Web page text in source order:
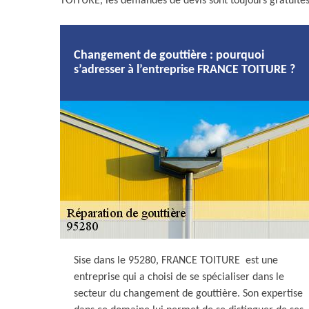
Changement de gouttière : pourquoi
s’adresser à l’entreprise FRANCE TOITURE ?
Sise dans le 95280, FRANCE TOITURE est une
entreprise qui a choisi de se spécialiser dans le
secteur du changement de gouttière. Son expertise